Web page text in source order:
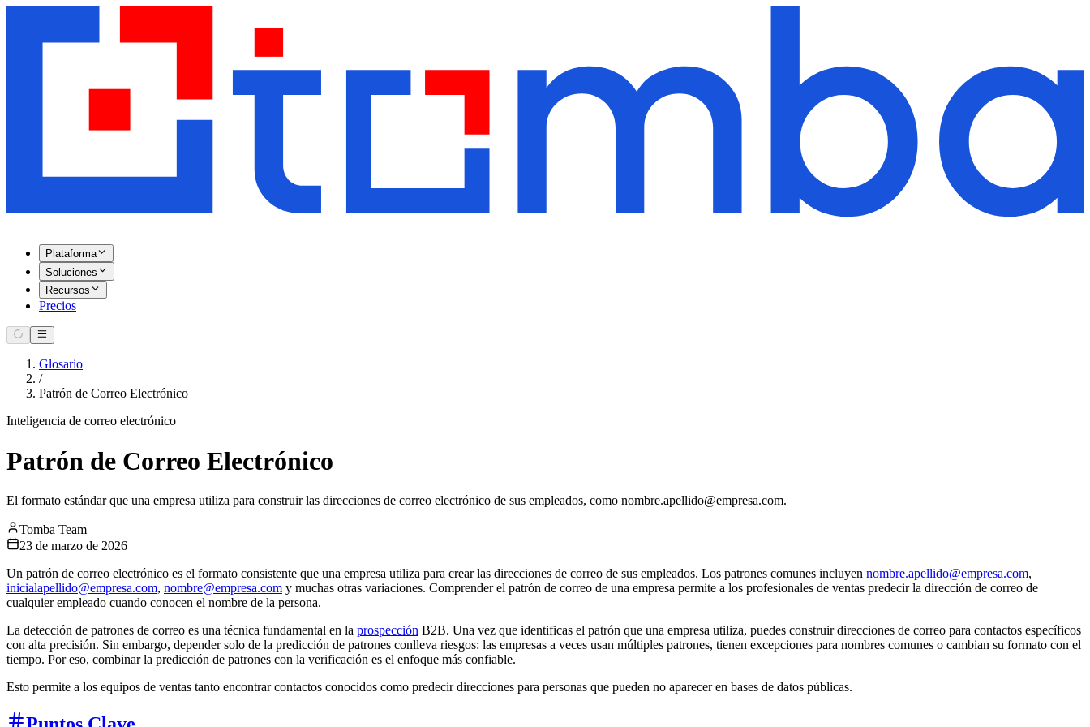
Plataforma
Soluciones
Recursos
Precios
Glosario
/
Patrón de Correo Electrónico
Inteligencia de correo electrónico
Patrón de Correo Electrónico
El formato estándar que una empresa utiliza para construir las direcciones de correo electrónico de sus empleados, como nombre.apellido@empresa.com.
Tomba Team
23 de marzo de 2026
Un patrón de correo electrónico es el formato consistente que una empresa utiliza para crear las direcciones de correo de sus empleados. Los patrones comunes incluyen nombre.apellido@empresa.com,
inicialapellido@empresa.com, nombre@empresa.com y muchas otras variaciones. Comprender el patrón de correo de una empresa permite a los profesionales de ventas predecir la dirección de correo de
cualquier empleado cuando conocen el nombre de la persona.
La detección de patrones de correo es una técnica fundamental en la prospección B2B. Una vez que identificas el patrón que una empresa utiliza, puedes construir direcciones de correo para contactos específicos
con alta precisión. Sin embargo, depender solo de la predicción de patrones conlleva riesgos: las empresas a veces usan múltiples patrones, tienen excepciones para nombres comunes o cambian su formato con el
tiempo. Por eso, combinar la predicción de patrones con la verificación es el enfoque más confiable.
Esto permite a los equipos de ventas tanto encontrar contactos conocidos como predecir direcciones para personas que pueden no aparecer en bases de datos públicas.